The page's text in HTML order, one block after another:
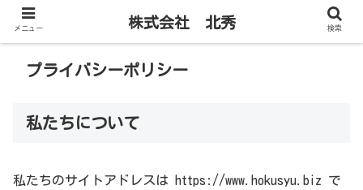
プライバシーポリシー
私たちについて
私たちのサイトアドレスは https://www.hokusyu.biz で
メニュー 株式会社 北秀 検索